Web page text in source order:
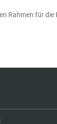
Rahmen für